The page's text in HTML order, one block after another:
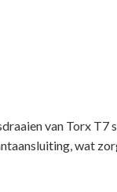
van Torx
wat